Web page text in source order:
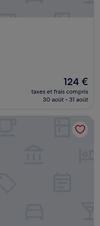
Le
nouveau
prix
de
124 €
124 €
taxes et frais compris
30 août - 31 août